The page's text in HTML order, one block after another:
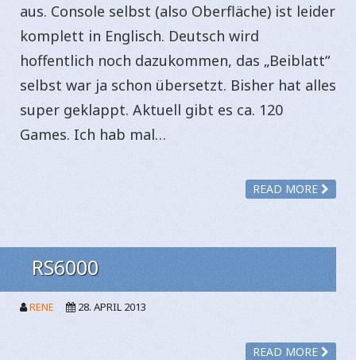
aus. Console selbst (also Oberfläche) ist leider
komplett in Englisch. Deutsch wird
hoffentlich noch dazukommen, das „Beiblatt“
selbst war ja schon übersetzt. Bisher hat alles
super geklappt. Aktuell gibt es ca. 120
Games. Ich hab mal…
READ MORE
RS6000
RENE 28. APRIL 2013
READ MORE